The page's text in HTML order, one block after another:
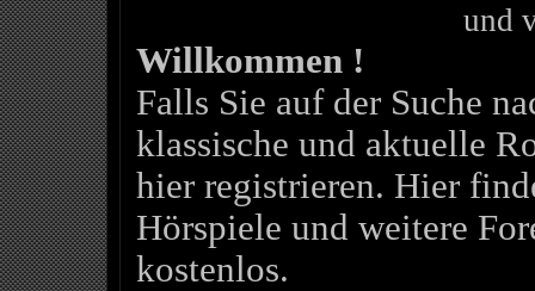
und
Willkommen !
Falls Sie auf der Suche
klassische und aktuelle
hier registrieren. Hier
Hörspiele und weitere
kostenlos.